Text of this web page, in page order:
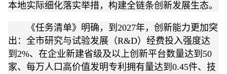
本地实际细化落实举措，构建全链条创新发展生态。
《任务清单》明确，到2027年，创新能力更加突
出：全市研究与试验发展（R&D）经费投入强度达
到2%、在企业新建省级及以上创新平台数量达到50
家、每万人口高价值发明专利拥有量达到0.45件、技